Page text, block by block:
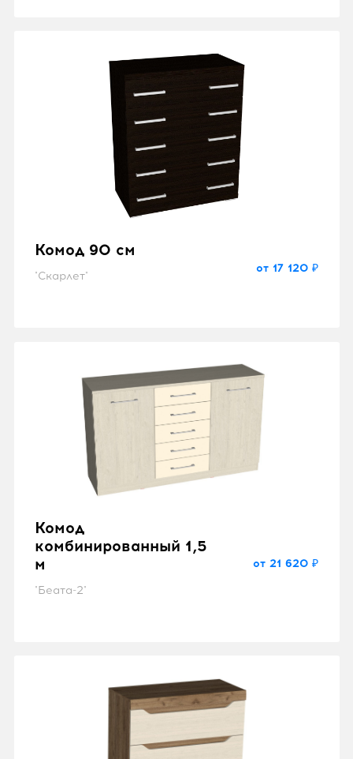
Комод 90 см
"Скарлет"
от 17 120 ₽
Комод
комбинированный 1,5
м
"Беата-2"
от 21 620 ₽